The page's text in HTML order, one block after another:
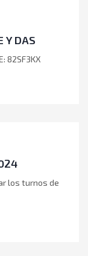
Y DAS
82SF3KX
los turnos de